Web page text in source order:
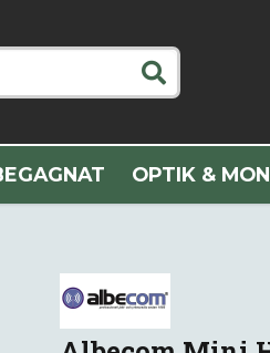
OPTIK &
och Öronmusslor